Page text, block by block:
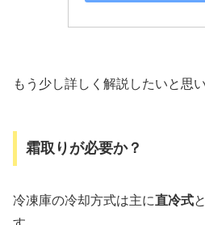
もう少し詳しく解説したいと思い
霜取りが必要か？
冷凍庫の冷却方式は主に直冷式と